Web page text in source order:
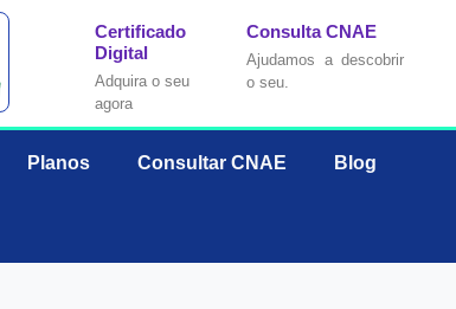
Certificado
Digital
Adquira o seu
agora
Consulta CNAE
Ajudamos a descobrir
o seu.
Planos Consultar CNAE Blog